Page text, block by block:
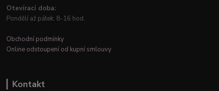
Otevírací doba:
Pondělí až pátek: 8-16 hod.
Obchodní podmínky
Online odstoupení od kupní smlouvy
Kontakt